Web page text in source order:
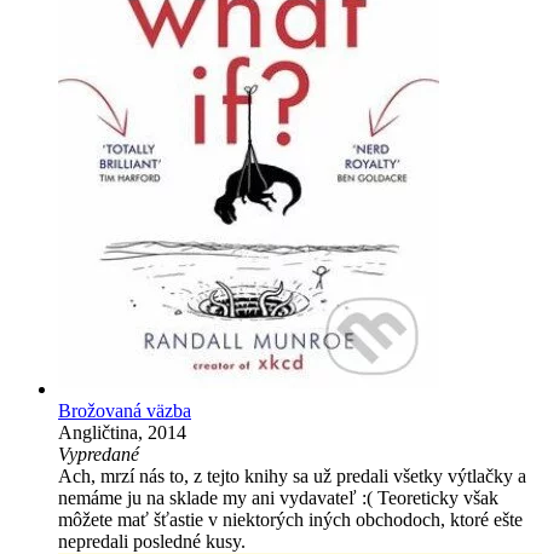
Brožovaná väzba
Angličtina, 2014
Vypredané
Ach, mrzí nás to, z tejto knihy sa už predali všetky výtlačky a
nemáme ju na sklade my ani vydavateľ :( Teoreticky však
môžete mať šťastie v niektorých iných obchodoch, ktoré ešte
nepredali posledné kusy.